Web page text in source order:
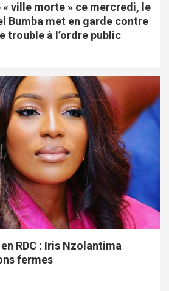
« ville morte » ce mercredi, le
Bumba met en garde contre
trouble à l’ordre public
RDC : Iris Nzolantima
fermes